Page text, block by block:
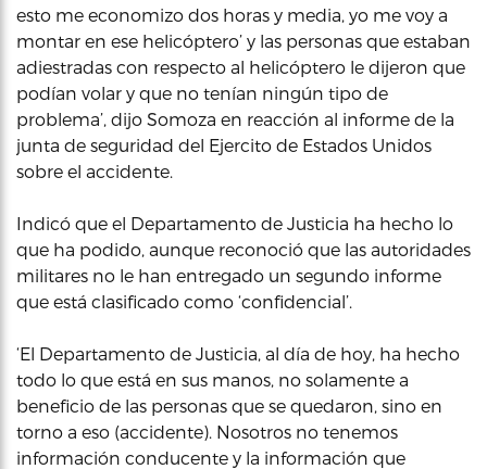
esto me economizo dos horas y media, yo me voy a
montar en ese helicóptero’ y las personas que estaban
adiestradas con respecto al helicóptero le dijeron que
podían volar y que no tenían ningún tipo de
problema’, dijo Somoza en reacción al informe de la
junta de seguridad del Ejercito de Estados Unidos
sobre el accidente.
Indicó que el Departamento de Justicia ha hecho lo
que ha podido, aunque reconoció que las autoridades
militares no le han entregado un segundo informe
que está clasificado como ‘confidencial’.
‘El Departamento de Justicia, al día de hoy, ha hecho
todo lo que está en sus manos, no solamente a
beneficio de las personas que se quedaron, sino en
torno a eso (accidente). Nosotros no tenemos
información conducente y la información que